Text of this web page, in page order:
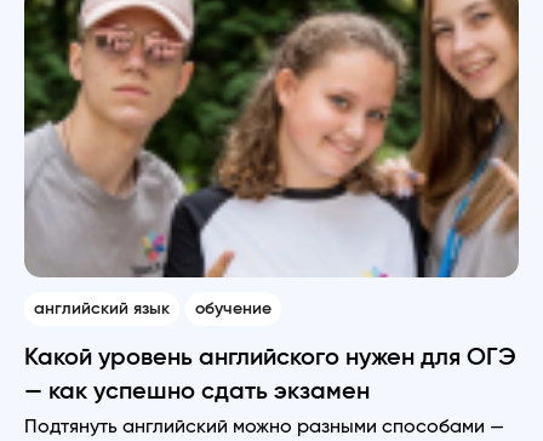
английский язык обучение
Какой уровень английского нужен для ОГЭ
— как успешно сдать экзамен
Подтянуть английский можно разными способами —